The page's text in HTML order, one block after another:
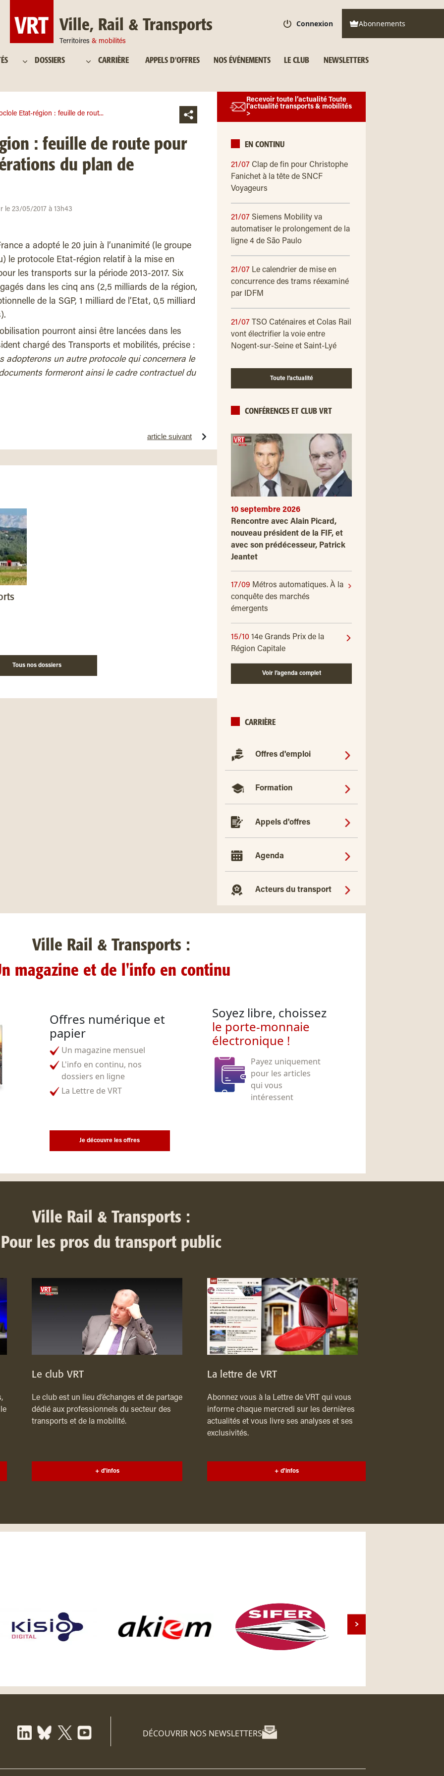
Ville, Rail & Transports
Territoires & mobilités
Connexion Abonnements
DOSSIERS CARRIÈRE APPELS D'OFFRES NOS ÉVÉNEMENTS LE CLUB NEWSLETTERS
Etat-région : feuille de rout...
: feuille de route pour
du plan de
le 23/05/2017 à 13h43
a adopté le 20 juin à l’unanimité (le groupe
le protocole Etat-région relatif à la mise en
les transports sur la période 2013-2017. Six
dans les cinq ans (2,5 milliards de la région,
de la SGP, 1 milliard de l’Etat, 0,5 milliard
pourront ainsi être lancées dans les
chargé des Transports et mobilités, précise :
adopterons un autre protocole qui concernera le
formeront ainsi le cadre contractuel du
article suivant
Tous nos dossiers
Recevoir toute l’actualité Toute
l'actualité transports & mobilités
>
EN CONTINU
21/07 Clap de fin pour Christophe
Fanichet à la tête de SNCF
Voyageurs
21/07 Siemens Mobility va
automatiser le prolongement de la
ligne 4 de São Paulo
21/07 Le calendrier de mise en
concurrence des trams réexaminé
par IDFM
21/07
TSO Caténaires et Colas Rail
vont électrifier la voie entre
Nogent-sur-Seine et Saint-Lyé
Toute l’actualité
CONFÉRENCES ET CLUB VRT
10 septembre 2026
Rencontre avec Alain Picard,
nouveau président de la FIF, et
avec son prédécesseur, Patrick
Jeantet
17/09 Métros automatiques. À la
conquête des marchés
émergents
15/10 14e Grands Prix de la
Région Capitale
Voir l’agenda complet
CARRIÈRE
Offres d'emploi
Formation
Appels d'offres
Agenda
Acteurs du transport
Ville Rail & Transports :
magazine et de l'info en continu
Offres numérique et
papier
Un magazine mensuel
L'info en continu, nos
dossiers en ligne
La Lettre de VRT
Soyez libre, choissez
le porte-monnaie
électronique !
Payez uniquement
pour les articles
qui vous
intéressent
Je découvre les offres
Ville Rail & Transports :
Pour les pros du transport public
Le club VRT
Le club est un lieu d’échanges et de partage
dédié aux professionnels du secteur des
transports et de la mobilité.
+ d'infos
La lettre de VRT
Abonnez vous à la Lettre de VRT qui vous
informe chaque mercredi sur les dernières
actualités et vous livre ses analyses et ses
exclusivités.
+ d'infos
DÉCOUVRIR NOS NEWSLETTERS